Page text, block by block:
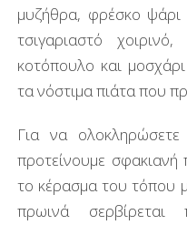
μυζήθρα, φρέσκο ψάρι
τσιγαριαστό
κοτόπουλο και μοσχάρι
τα νόστιμα πιάτα που
Για να
προτείνουμε σφακιανή
το κέρασμα του τόπου
πρωινά